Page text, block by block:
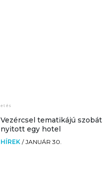
Vezércsel tematikájú szobát
nyitott egy hotel
HÍREK /JANUÁR 30.